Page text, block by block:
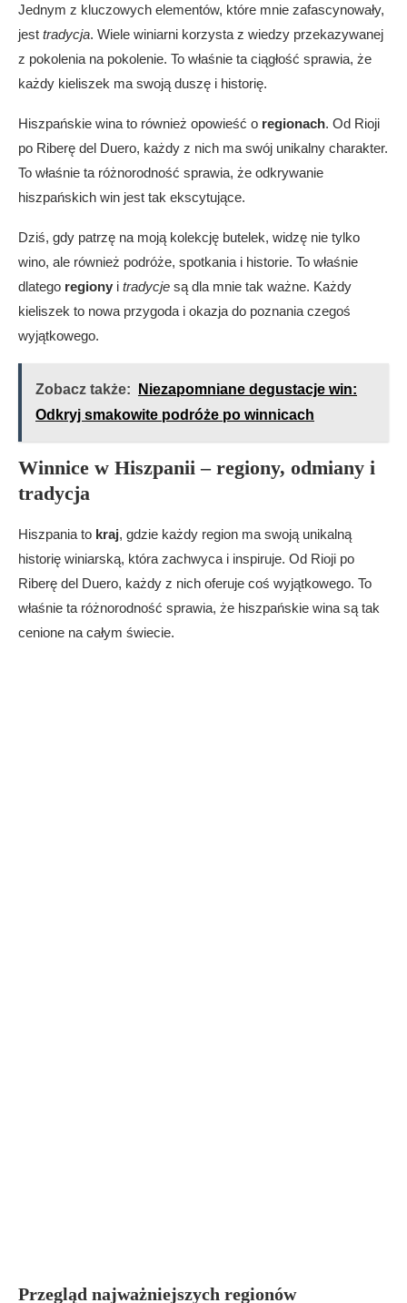
Hiszpanii?
Czy Hiszpania produkuje tylko czerwone wina?
Jakie są najlepsze okresy na zwiedzanie winnic w
Jednym z kluczowych elementów, które mnie zafascynowały,
jest tradycja. Wiele winiarni korzysta z wiedzy przekazywanej
z pokolenia na pokolenie. To właśnie ta ciągłość sprawia, że
każdy kieliszek ma swoją duszę i historię.
Hiszpańskie wina to również opowieść o regionach. Od Rioji
po Riberę del Duero, każdy z nich ma swój unikalny charakter.
To właśnie ta różnorodność sprawia, że odkrywanie
hiszpańskich win jest tak ekscytujące.
Dziś, gdy patrzę na moją kolekcję butelek, widzę nie tylko
wino, ale również podróże, spotkania i historie. To właśnie
dlatego regiony i tradycje są dla mnie tak ważne. Każdy
kieliszek to nowa przygoda i okazja do poznania czegoś
wyjątkowego.
Zobacz także:
Niezapomniane degustacje win:
Odkryj smakowite podróże po winnicach
Winnice w Hiszpanii – regiony, odmiany i
tradycja
Hiszpania to kraj, gdzie każdy region ma swoją unikalną
historię winiarską, która zachwyca i inspiruje. Od Rioji po
Riberę del Duero, każdy z nich oferuje coś wyjątkowego. To
właśnie ta różnorodność sprawia, że hiszpańskie wina są tak
cenione na całym świecie.
Przegląd najważniejszych regionów